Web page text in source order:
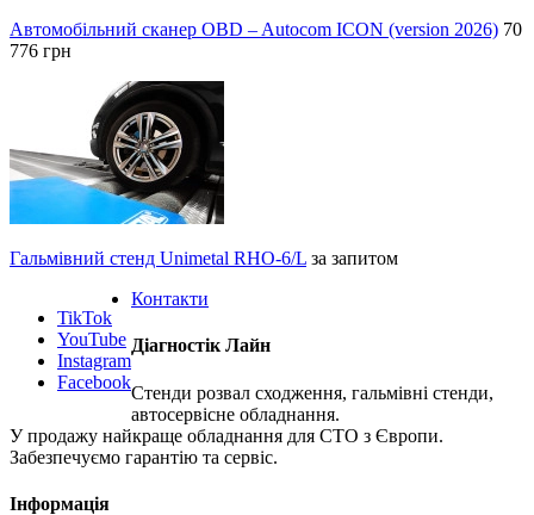
Автомобільний сканер OBD – Autocom ICON (version 2026) 70
776 грн
Гальмівний стенд Unimetal RHO-6/L за запитом
TikTok
YouTube
Instagram
Facebook
Контакти
Діагностік Лайн
Стенди розвал сходження, гальмівні стенди,
автосервісне обладнання.
У продажу найкраще обладнання для СТО з Європи.
Забезпечуємо гарантію та сервіс.
Інформація